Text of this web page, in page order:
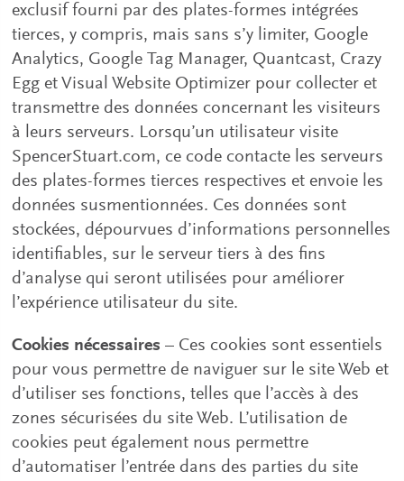
exclusif fourni par des plates-formes intégrées
tierces, y compris, mais sans s’y limiter, Google
Analytics, Google Tag Manager, Quantcast, Crazy
Egg et Visual Website Optimizer pour collecter et
transmettre des données concernant les visiteurs
à leurs serveurs. Lorsqu’un utilisateur visite
SpencerStuart.com, ce code contacte les serveurs
des plates-formes tierces respectives et envoie les
données susmentionnées. Ces données sont
stockées, dépourvues d’informations personnelles
identifiables, sur le serveur tiers à des fins
d’analyse qui seront utilisées pour améliorer
l’expérience utilisateur du site.
Cookies nécessaires – Ces cookies sont essentiels
pour vous permettre de naviguer sur le site Web et
d’utiliser ses fonctions, telles que l’accès à des
zones sécurisées du site Web. L’utilisation de
cookies peut également nous permettre
d’automatiser l’entrée dans des parties du site